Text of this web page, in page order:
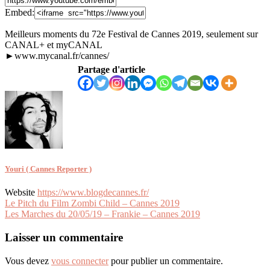
Embed:
Meilleurs moments du 72e Festival de Cannes 2019, seulement sur
CANAL+ et myCANAL
►www.mycanal.fr/cannes/
Partage d'article
Youri ( Cannes Reporter )
Website https://www.blogdecannes.fr/
Navigation
de
l’article
Le Pitch du Film Zombi Child – Cannes 2019
Les Marches du 20/05/19 – Frankie – Cannes 2019
Laisser un commentaire
Vous devez vous connecterpour publier un commentaire.